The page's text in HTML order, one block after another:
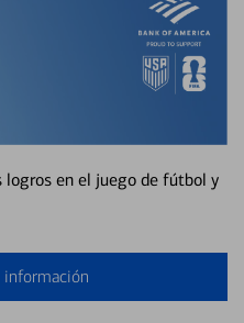
logros en el juego de fútbol y
información